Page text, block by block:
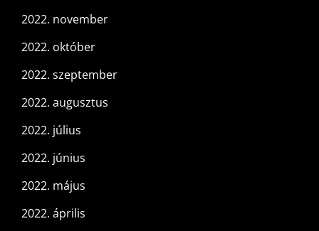
2022. november
2022. október
2022. szeptember
2022. augusztus
2022. július
2022. június
2022. május
2022. április